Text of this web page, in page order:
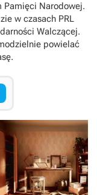
Pamięci Narodowej.
w czasach PRL
Walczącej.
powielać